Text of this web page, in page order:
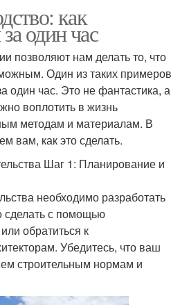
как
один час
позволяют нам делать то, что
Один из таких примеров
один час. Это не фантастика, а
воплотить в жизнь
методам и материалам. В
вам, как это сделать.
Шаг 1: Планирование и
необходимо разработать
сделать с помощью
обратиться к
Убедитесь, что ваш
строительным нормам и